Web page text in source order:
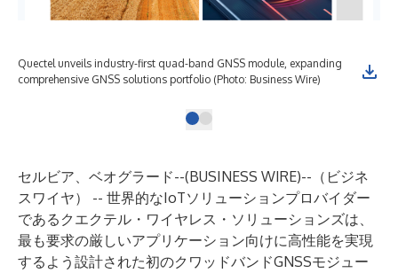
Quectel unveils industry-first quad-band GNSS module, expanding
comprehensive GNSS solutions portfolio (Photo: Business Wire)
セルビア、ベオグラード--(BUSINESS WIRE)-- （ビジネ
スワイヤ） -- 世界的なIoTソリューションプロバイダー
であるクエクテル・ワイヤレス・ソリューションズは、
最も要求の厳しいアプリケーション向けに高性能を実現
するよう設計された初のクワッドバンドGNSSモジュー